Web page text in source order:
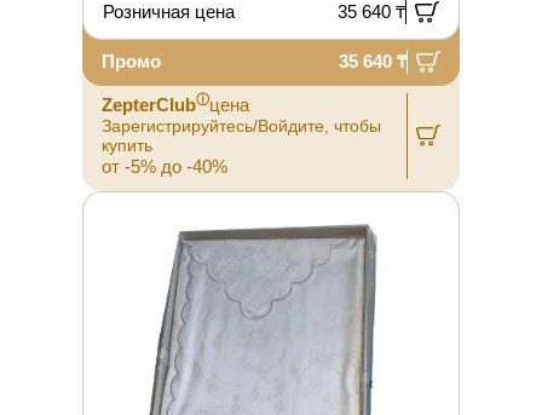
Розничная цена 35 640 ₸
Промо 35 640 ₸
ZepterClubⓘцена
Зарегистрируйтесь/Войдите, чтобы
купить
от -5% до -40%